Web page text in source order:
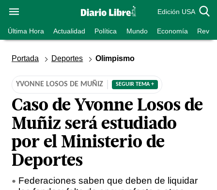
Edición USA
Última Hora Actualidad Política Mundo Economía
Portada Deportes Olimpismo
YVONNE LOSOS DE MUÑIZ SEGUIR TEMA +
Caso de Yvonne Losos de
Muñiz será estudiado
por el Ministerio de
Deportes
Federaciones saben que deben de liquidar